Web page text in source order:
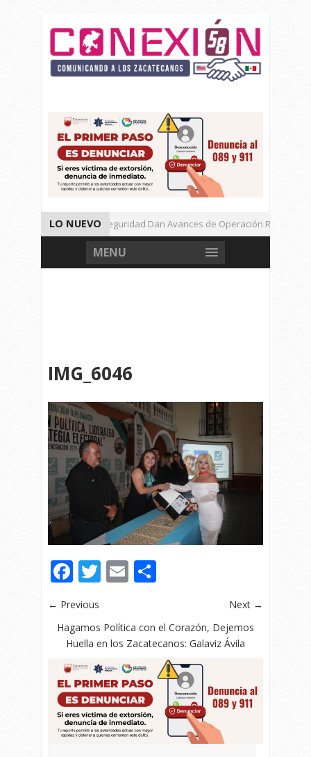
LO NUEVO
Autoridades de Seguridad Dan Avances de Operación Rastrillo.
Gran Festival de Música Electrónica en Festival Cultural de
MENU
IMG_6046
Facebook
Twitter
Email
← Previous
Next →
Hagamos Política con el Corazón, Dejemos
Huella en los Zacatecanos: Galaviz Ávila